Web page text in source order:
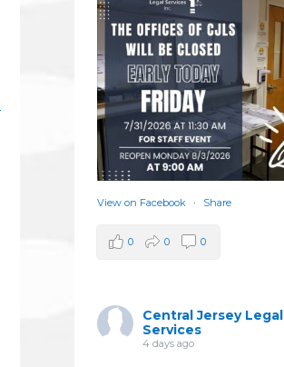
View on Facebook · Share
0 0 0
Central Jersey Legal
Services
4 days ago